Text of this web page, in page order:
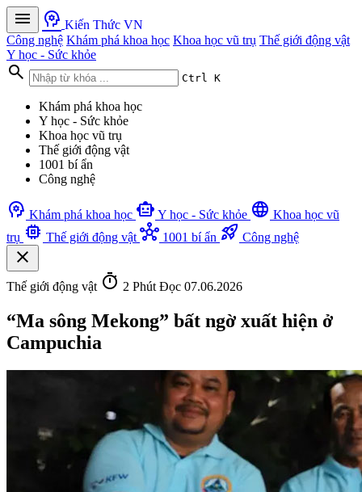
menu psychology Kiến Thức VN
Công nghệ Khám phá khoa học Khoa học vũ trụ Thế giới động vật
Y học - Sức khỏe
search Ctrl K
Khám phá khoa học
Y học - Sức khỏe
Khoa học vũ trụ
Thế giới động vật
1001 bí ẩn
Công nghệ
psychology Khám phá khoa học smart_toy Y học - Sức khỏe language Khoa học vũ
trụ memory Thế giới động vật hub 1001 bí ẩn rocket_launch Công nghệ
close
Thế giới động vật timer 2 Phút Đọc 07.06.2026
“Ma sông Mekong” bất ngờ xuất hiện ở
Campuchia